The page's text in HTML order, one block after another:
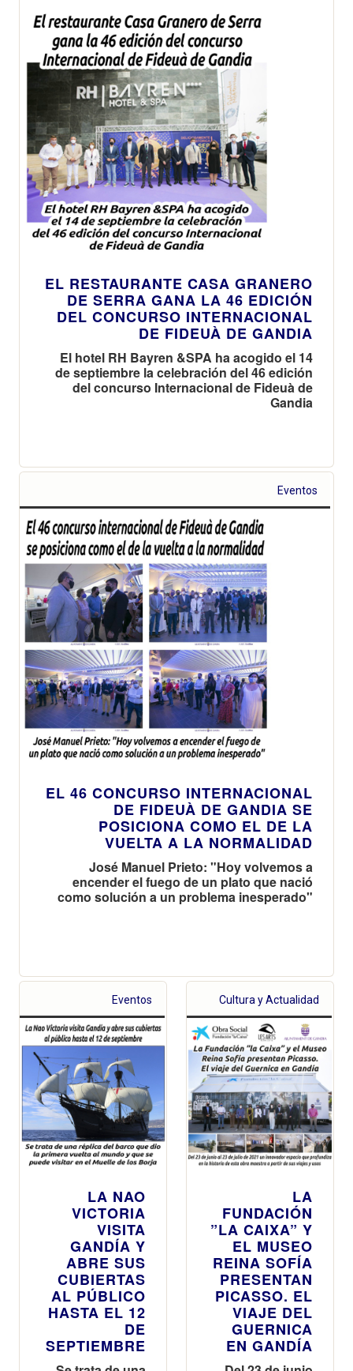
EL RESTAURANTE CASA GRANERO
DE SERRA GANA LA 46 EDICIÓN
DEL CONCURSO INTERNACIONAL
DE FIDEUÀ DE GANDIA
El hotel RH Bayren &SPA ha acogido el 14
de septiembre la celebración del 46 edición
del concurso Internacional de Fideuà de
Gandia
Eventos
EL 46 CONCURSO INTERNACIONAL
DE FIDEUÀ DE GANDIA SE
POSICIONA COMO EL DE LA
VUELTA A LA NORMALIDAD
José Manuel Prieto: "Hoy volvemos a
encender el fuego de un plato que nació
como solución a un problema inesperado"
Eventos
LA NAO
VICTORIA
VISITA
GANDÍA Y
ABRE SUS
CUBIERTAS
AL PÚBLICO
HASTA EL 12
DE
SEPTIEMBRE
Cultura y Actualidad
LA
FUNDACIÓN
”LA CAIXA” Y
EL MUSEO
REINA SOFÍA
PRESENTAN
PICASSO. EL
VIAJE DEL
GUERNICA
EN GANDÍA